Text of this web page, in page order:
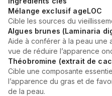
Mélange exclusif ageLOC
Cible les sources du
Algues brunes (Laminaria
Aide à conférer à la peau une
vue de réduire l’apparence
Théobromine (extrait de
Cible une composante
l’apparence du gras et de
de la peau.